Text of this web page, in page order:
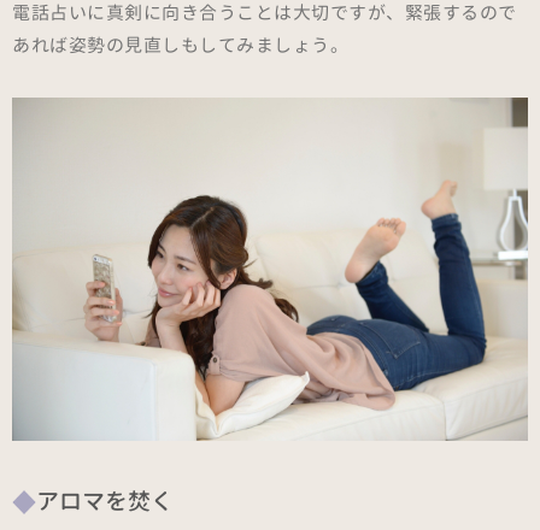
電話占いに真剣に向き合うことは大切ですが、緊張するので
あれば姿勢の見直しもしてみましょう。
アロマを焚く